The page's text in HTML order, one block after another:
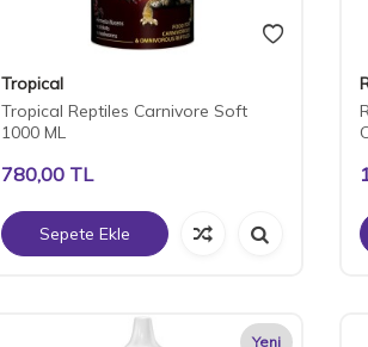
Tropical
Tropical Reptiles Carnivore Soft
1000 ML
780,00TL
Sepete Ekle
Yeni